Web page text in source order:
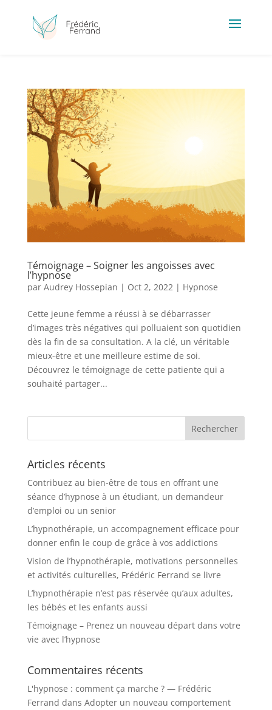
Témoignage – Soigner les angoisses avec
l’hypnose
par Audrey Hossepian | Oct 2, 2022| Hypnose
Cette jeune femme a réussi à se débarrasser
d’images très négatives qui polluaient son quotidien
dès la fin de sa consultation. A la clé, un véritable
mieux-être et une meilleure estime de soi.
Découvrez le témoignage de cette patiente qui a
souhaité partager...
Articles récents
Contribuez au bien-être de tous en offrant une
séance d’hypnose à un étudiant, un demandeur
d’emploi ou un senior
L’hypnothérapie, un accompagnement efficace pour
donner enfin le coup de grâce à vos addictions
Vision de l’hypnothérapie, motivations personnelles
et activités culturelles, Frédéric Ferrand se livre
L’hypnothérapie n’est pas réservée qu’aux adultes,
les bébés et les enfants aussi
Témoignage – Prenez un nouveau départ dans votre
vie avec l’hypnose
Commentaires récents
L'hypnose : comment ça marche ? — Frédéric
Ferrand dans Adopter un nouveau comportement